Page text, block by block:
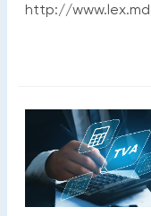
http://